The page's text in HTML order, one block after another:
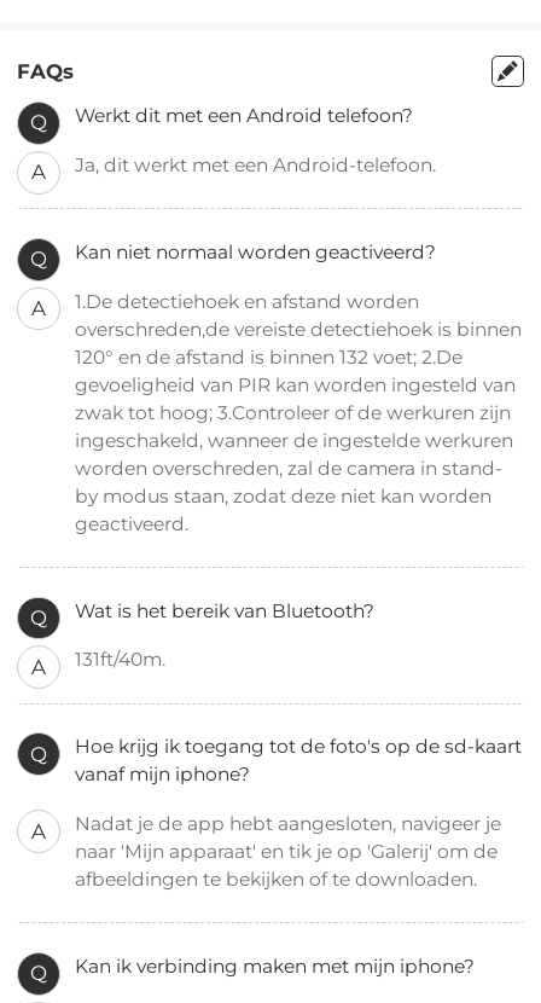
FAQs
Q Werkt dit met een Android telefoon?
A Ja, dit werkt met een Android-telefoon.
Q Kan niet normaal worden geactiveerd?
A
1.De detectiehoek en afstand worden
overschreden,de vereiste detectiehoek is binnen
120° en de afstand is binnen 132 voet; 2.De
gevoeligheid van PIR kan worden ingesteld van
zwak tot hoog; 3.Controleer of de werkuren zijn
ingeschakeld, wanneer de ingestelde werkuren
worden overschreden, zal de camera in stand-
by modus staan, zodat deze niet kan worden
geactiveerd.
Q Wat is het bereik van Bluetooth?
A 131ft/40m.
Q
Hoe krijg ik toegang tot de foto's op de sd-kaart
vanaf mijn iphone?
A
Nadat je de app hebt aangesloten, navigeer je
naar 'Mijn apparaat' en tik je op 'Galerij' om de
afbeeldingen te bekijken of te downloaden.
Q Kan ik verbinding maken met mijn iphone?